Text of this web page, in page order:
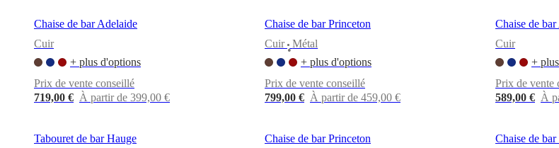
BoConcept
l’entreprise L’histoireEspace
Savoir-
Chaise de bar Adelaide
Cuir
+ plus d'options
Prix de vente conseillé
719,00 € À partir de 399,00 €
Chaise de bar Princeton
Cuir
•
Métal
+ plus d'options
Prix de vente conseillé
799,00 € À partir de 459,00 €
Chaise de
Cuir
+
Prix de vente
589,00 € À
Tabouret de bar Hauge
Chaise de bar Princeton
Chaise de